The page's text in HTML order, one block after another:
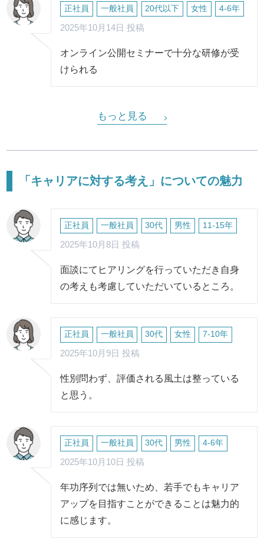
正社員 一般社員 20代以下 女性 4-6年
2025年10月14日 投稿
オンライン公開セミナーで十分な研修が受
けられる
もっと見る
「キャリアに対する考え」についての魅力
正社員 一般社員 30代 男性 11-15年
2025年10月8日 投稿
面談にてヒアリングを行っていただき自身
の考えも考慮していただいているところ。
正社員 一般社員 30代 女性 7-10年
2025年10月9日 投稿
性別問わず、評価される風土は整っている
と思う。
正社員 一般社員 30代 男性 4-6年
2025年10月10日 投稿
年功序列では無いため、若手でもキャリア
アップを目指すことができることは魅力的
に感じます。